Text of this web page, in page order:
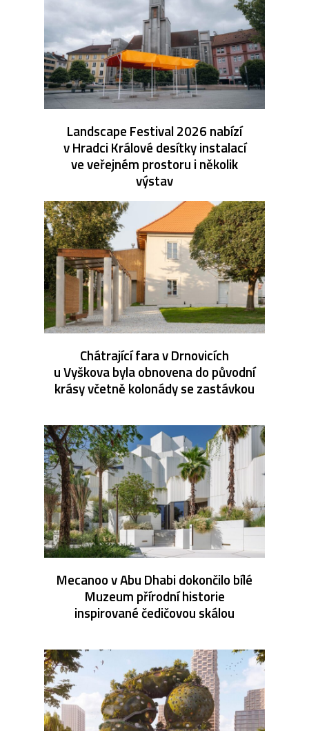
Landscape Festival 2026 nabízí
v Hradci Králové desítky instalací
ve veřejném prostoru i několik
výstav
Chátrající fara v Drnovicích
u Vyškova byla obnovena do původní
krásy včetně kolonády se zastávkou
Mecanoo v Abu Dhabi dokončilo bílé
Muzeum přírodní historie
inspirované čedičovou skálou